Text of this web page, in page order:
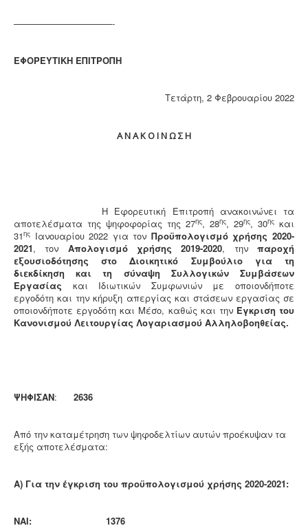
———————————-
ΕΦΟΡΕΥΤΙΚΗ ΕΠΙΤΡΟΠΗ
Τετάρτη, 2 Φεβρουαρίου 2022
Α Ν Α Κ Ο Ι Ν Ω Σ Η
Η Εφορευτική Επιτροπή ανακοινώνει τα
αποτελέσματα της ψηφοφορίας της 27ης, 28ης, 29ης, 30ης και
31ης Ιανουαρίου 2022 για τον Προϋπολογισμό χρήσης 2020-
2021, τον Απολογισμό χρήσης 2019-2020, τηνπαροχή
εξουσιοδότησης στο Διοικητικό Συμβούλιο για τη
διεκδίκηση και τη σύναψη Συλλογικών Συμβάσεων
Εργασίας και Ιδιωτικών Συμφωνιών με οποιονδήποτε
εργοδότη και την κήρυξη απεργίας και στάσεων εργασίας σε
οποιονδήποτε εργοδότη και Μέσο, καθώς και την Έγκριση του
Κανονισμού Λειτουργίας Λογαριασμού Αλληλοβοηθείας.
ΨΗΦΙΣΑΝ: 2636
Από την καταμέτρηση των ψηφοδελτίων αυτών προέκυψαν τα
εξής αποτελέσματα:
Α) Για την έγκριση του προϋπολογισμού χρήσης 2020-2021:
ΝΑΙ: 1376